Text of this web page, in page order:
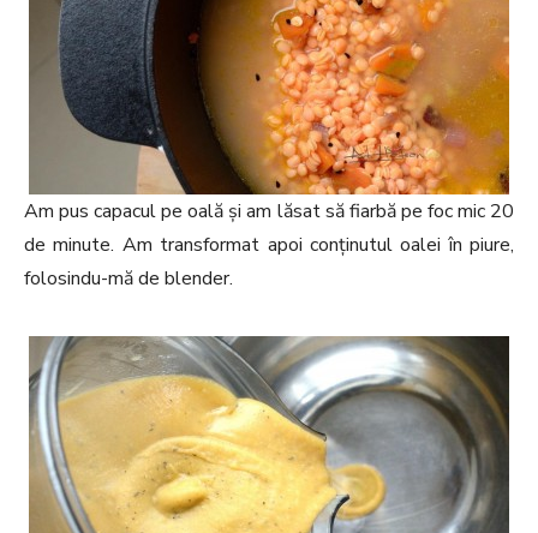
Am pus capacul pe oală și am lăsat să fiarbă pe foc mic 20
de minute. Am transformat apoi conținutul oalei în piure,
folosindu-mă de blender.